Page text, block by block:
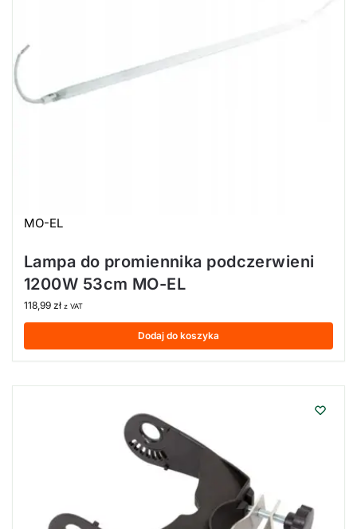
MO-EL
Lampa do promiennika podczerwieni
1200W 53cm MO-EL
118,99 zł z VAT
Dodaj do koszyka